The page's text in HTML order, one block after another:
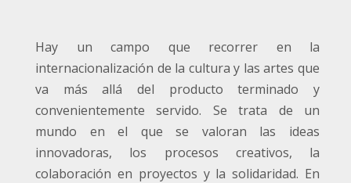
Hay un campo que recorrer en la
internacionalización de la cultura y las artes que
va más allá del producto terminado y
convenientemente servido. Se trata de un
mundo en el que se valoran las ideas
innovadoras, los procesos creativos, la
colaboración en proyectos y la solidaridad. En